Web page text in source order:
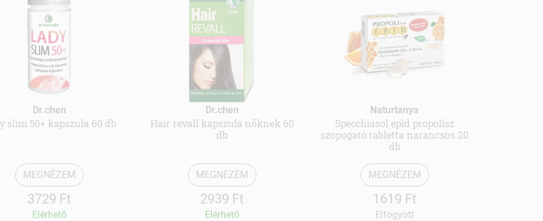
Dr.chen
slim 50+ kapszula 60 db
MEGNÉZEM
3729 Ft
Elérhetõ
Dr.chen
Hair revall kapszula nőknek 60
db
MEGNÉZEM
2939 Ft
Elérhetõ
Naturtanya
Specchiasol epid propolisz
szopogató tabletta narancsos 20
db
MEGNÉZEM
1619 Ft
Elfogyott